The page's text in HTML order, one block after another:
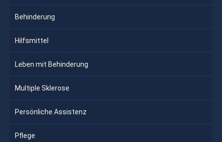
Behinderung
Hilfsmittel
Leben mit Behinderung
Multiple Sklerose
Persönliche Assistenz
Pflege